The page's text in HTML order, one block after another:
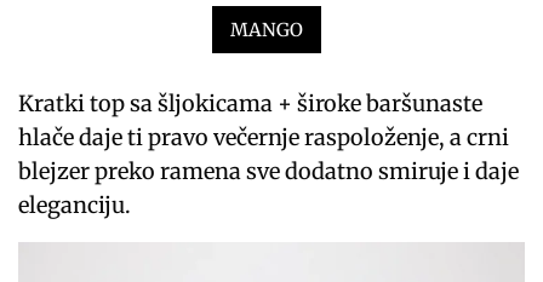
MANGO
Kratki top sa šljokicama + široke baršunaste
hlače daje ti pravo večernje raspoloženje, a crni
blejzer preko ramena sve dodatno smiruje i daje
eleganciju.